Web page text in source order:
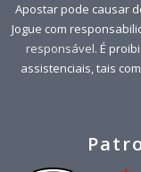
Apostar pode causar
Jogue com
responsável. É
assistenciais, tais